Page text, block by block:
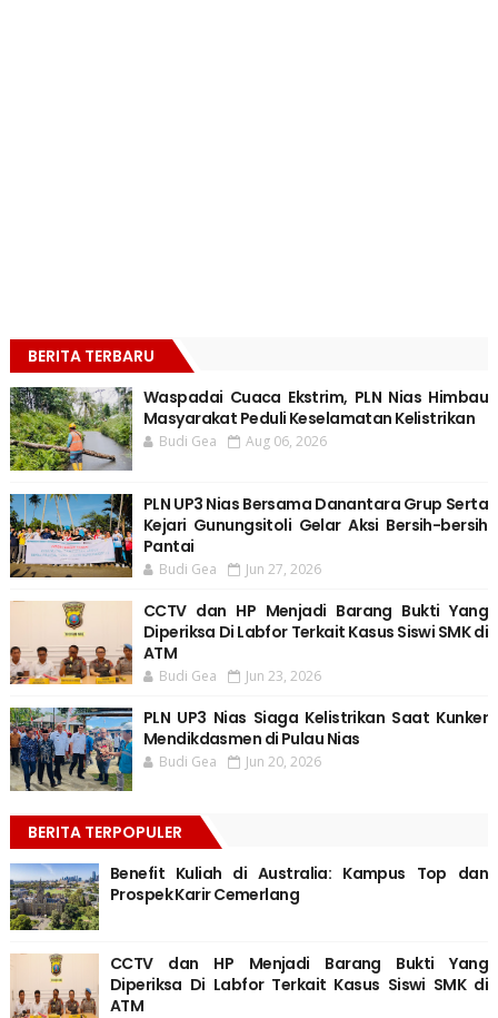
BERITA TERBARU
Waspadai Cuaca Ekstrim, PLN Nias Himbau
Masyarakat Peduli Keselamatan Kelistrikan
Budi Gea Aug 06, 2026
PLN UP3 Nias Bersama Danantara Grup Serta
Kejari Gunungsitoli Gelar Aksi Bersih-bersih
Pantai
Budi Gea Jun 27, 2026
CCTV dan HP Menjadi Barang Bukti Yang
Diperiksa Di Labfor Terkait Kasus Siswi SMK di
ATM
Budi Gea Jun 23, 2026
PLN UP3 Nias Siaga Kelistrikan Saat Kunker
Mendikdasmen di Pulau Nias
Budi Gea Jun 20, 2026
BERITA TERPOPULER
Benefit Kuliah di Australia: Kampus Top dan
Prospek Karir Cemerlang
CCTV dan HP Menjadi Barang Bukti Yang
Diperiksa Di Labfor Terkait Kasus Siswi SMK di
ATM